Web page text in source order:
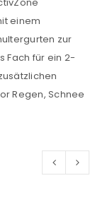
einem
zur
Fach für ein 2-
Regen, Schnee